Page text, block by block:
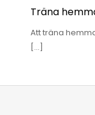
Träna
Att träna
[…]